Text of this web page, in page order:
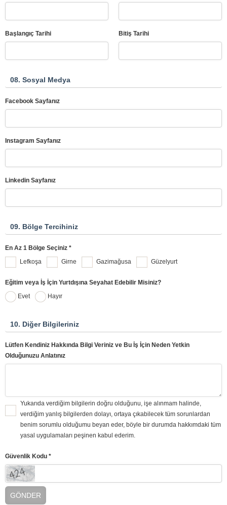
Başlangıç Tarihi Bitiş Tarihi
08. Sosyal Medya
Facebook Sayfanız
Instagram Sayfanız
Linkedin Sayfanız
09. Bölge Tercihiniz
En Az 1 Bölge Seçiniz *
Lefkoşa
Girne Gazimağusa Güzelyurt
Eğitim veya İş İçin Yurtdışına Seyahat Edebilir Misiniz?
Evet
Hayır
10. Diğer Bilgileriniz
Lütfen Kendiniz Hakkında Bilgi Veriniz ve Bu İş İçin Neden Yetkin
Olduğunuzu Anlatınız
Yukarıda verdiğim bilgilerin doğru olduğunu, işe alınmam halinde,
verdiğim yanlış bilgilerden dolayı, ortaya çıkabilecek tüm sorunlardan
benim sorumlu olduğumu beyan eder, böyle bir durumda hakkımdaki tüm
yasal uygulamaları peşinen kabul ederim.
Güvenlik Kodu *
GÖNDER